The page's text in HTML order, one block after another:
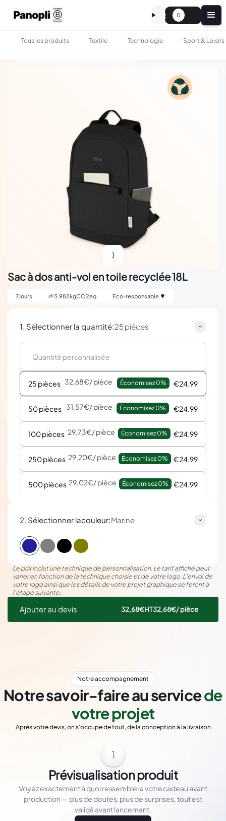
0
Tous les produits Textile Technologie Sport & Loisirs
1
Sac à dos anti-vol en toile recyclée 18L
7Jours 🌱3.982kgCO2eq Eco-responsable 🌳
1. Sélectionner la quantité:25 pièces
25 pièces 32,68€/ pièce Économisez 0% €24.99
50 pièces 31,57€/ pièce Économisez 0% €24.99
100 pièces 29,73€/ pièce Économisez 0% €24.99
250 pièces 29,20€/ pièce Économisez 0% €24.99
500 pièces 29,02€/ pièce Économisez 0% €24.99
2. Sélectionner lacouleur:Marine
Le prix inclut une technique de personnalisation. Le tarif affiché peut
varier en fonction de la technique choisie et de votre logo. L’envoi de
votre logo ainsi que les détails de votre projet graphique se feront à
l’étape suivante.
Ajouter au devis 32,68€HT32,68€/ pièce
Notre accompagnement
Notre savoir-faire au servicede
votre projet
Après votre devis, on s'occupe de tout, de la conception à la livraison
1
Prévisualisation produit
Voyez exactement à quoi ressemblera votre cadeau avant
production — plus de doutes, plus de surprises, tout est
validé avant lancement.